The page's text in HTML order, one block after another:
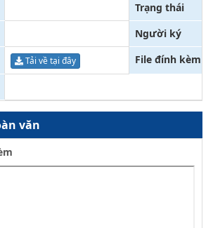
Trạng thái
Người ký
Tải về tại đây File đính kèm
văn